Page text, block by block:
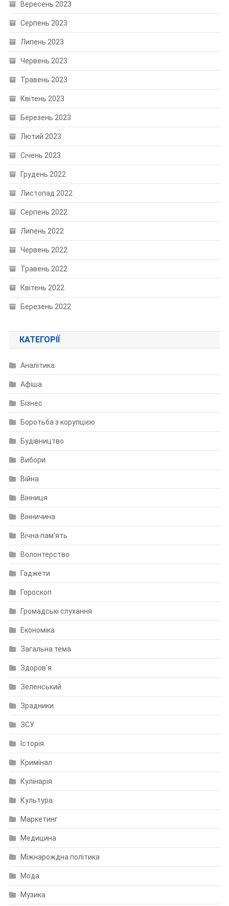
Вересень 2023
Серпень 2023
Липень 2023
Червень 2023
Травень 2023
Квітень 2023
Березень 2023
Лютий 2023
Січень 2023
Грудень 2022
Листопад 2022
Серпень 2022
Липень 2022
Червень 2022
Травень 2022
Квітень 2022
Березень 2022
КАТЕГОРІЇ
Аналітика
Афіша
Бізнес
Боротьба з корупцією
Будівництво
Вибори
Війна
Вінниця
Вінничина
Вічна пам'ять
Волонтерство
Гаджети
Гороскоп
Громадські слухання
Економіка
Загальна тема
Здоров'я
Зеленський
Зрадники
ЗСУ
Історія
Кримінал
Кулінарія
Культура
Маркетинг
Медицина
Міжнарождна політика
Мода
Музика